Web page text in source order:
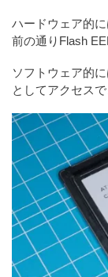
ハードウェア的
前の通りFlash
ソフトウェア的
としてアクセスで